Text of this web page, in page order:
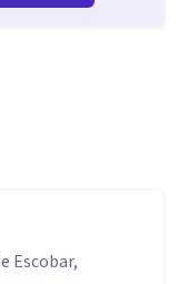
Escobar,